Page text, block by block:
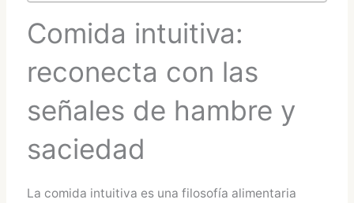
Comida intuitiva:
reconecta con las
señales de hambre y
saciedad
La comida intuitiva es una filosofía alimentaria